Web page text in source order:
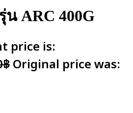
ARC 400G
price is:
฿Original price was: